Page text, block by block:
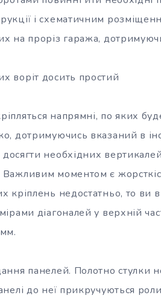
і схематичним
на проріз гаража,
воріт досить простий
напрямні, по яких
дотримуючись вказаний в
досягти необхідних
моментом є
кріплень недостатньо, то ви
діагоналей у верхній
панелей. Полотно стулки
до неї прикручуються